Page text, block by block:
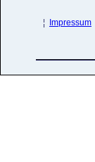
¦ Impressum